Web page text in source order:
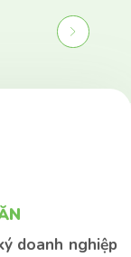
doanh nghiệp